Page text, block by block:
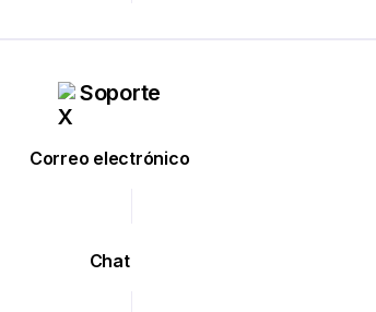
Soporte
Correo electrónico
Chat